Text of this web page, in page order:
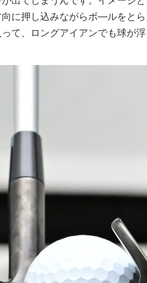
に押し込みながらボ—ルをと
て、ロングアイアンでも球が